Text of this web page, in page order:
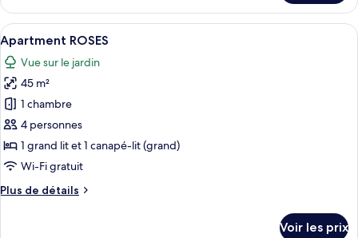
le
type
de
chambre
Deluxe
Room
ROSES
Afficher
toutes
les
photos
pour
ce
type
de
chambre :
Apartment
Une cuisine moderne avec une table
12
Apartment ROSES
Vue sur le jardin
45 m²
1 chambre
4 personnes
1 grand lit et 1 canapé-lit (grand)
Wi-Fi gratuit
Plus de détails
Plus
Voir les prix